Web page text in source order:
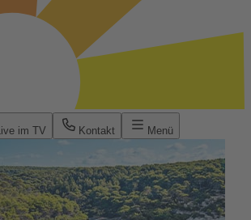
Live im TV Kontakt Menü